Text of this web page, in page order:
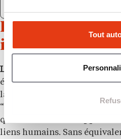
Tout
Les enseignants
irremplaçables
L’essor de l’intelligence
également au sein du monde
lance un appel pour que les
“centre du changement.” Ce
qui donnent
liens humains. Sans